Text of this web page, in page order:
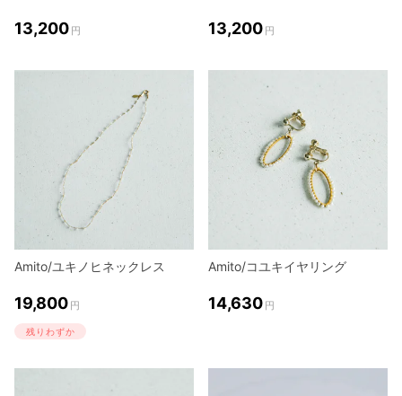
13,200 円 13,200 円
Amito/ユキノヒネックレス
19,800 円
残りわずか
Amito/コユキイヤリング
14,630 円